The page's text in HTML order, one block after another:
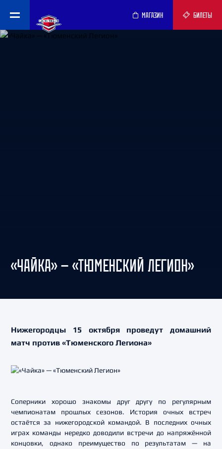
МАГАЗИН БИЛЕТЫ
«ЧАЙКА» — «ТЮМЕНСКИЙ ЛЕГИОН»
Нижегородцы 15 октября проведут домашний
матч против «Тюменского Легиона»
Соперники хорошо знакомы друг другу по регулярным
чемпионатам прошлых сезонов. История очных встреч
остаётся за нижегородской командой. В последних очных
играх команды нередко доводили встречи до напряжённой
концовки, однако преимущество по результатам — на